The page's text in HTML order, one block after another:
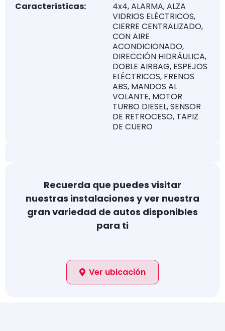
Caracteristicas:
4x4, ALARMA, ALZA
VIDRIOS ELÉCTRICOS,
CIERRE CENTRALIZADO,
CON AIRE
ACONDICIONADO,
DIRECCIÓN HIDRÁULICA,
DOBLE AIRBAG, ESPEJOS
ELÉCTRICOS, FRENOS
ABS, MANDOS AL
VOLANTE, MOTOR
TURBO DIESEL, SENSOR
DE RETROCESO, TAPIZ
DE CUERO
Recuerda que puedes visitar
nuestras instalaciones y ver nuestra
gran variedad de autos disponibles
para ti
Ver ubicación